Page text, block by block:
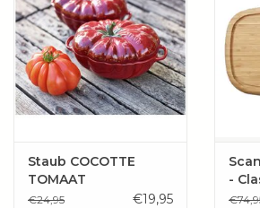
Staub COCOTTE
TOMAAT
KERSENROOD 16 CM /
€24,95 €19,95
-